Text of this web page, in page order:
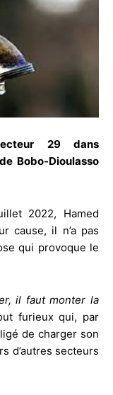
29 dans
Bobo-Dioulasso
2022, Hamed
cause, il n’a pas
qui provoque le
il faut monter la
furieux qui, par
de charger son
d’autres secteurs